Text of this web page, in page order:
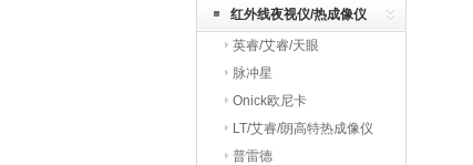
红外线夜视仪/热成像仪
英睿/艾睿/天眼
脉冲星
Onick欧尼卡
LT/艾睿/朗高特热成像仪
普雷德